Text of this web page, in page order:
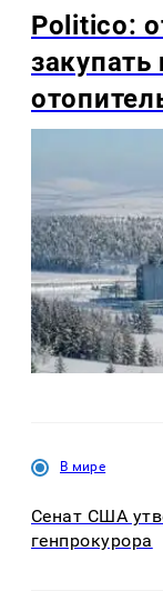
Politico:
В мире
Сенат США
генпрокурора